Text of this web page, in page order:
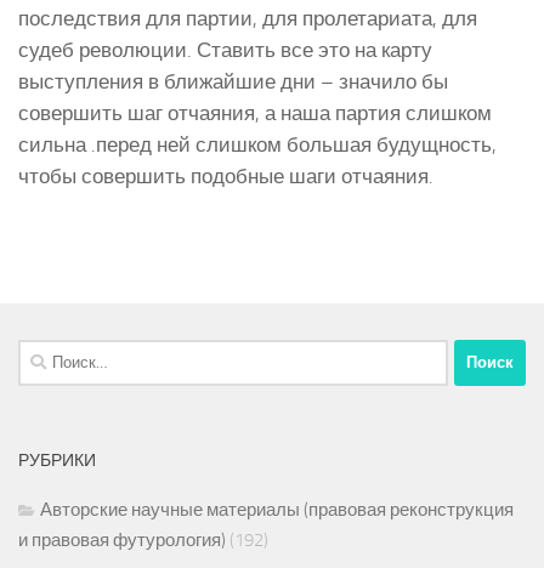
последствия для партии, для пролетариата, для
судеб революции. Ставить все это на карту
выступления в ближайшие дни – значило бы
совершить шаг отчаяния, а наша партия слишком
сильна .перед ней слишком большая будущность,
чтобы совершить подобные шаги отчаяния.
Найти:
РУБРИКИ
Авторские научные материалы (правовая реконструкция
и правовая футурология) (192)